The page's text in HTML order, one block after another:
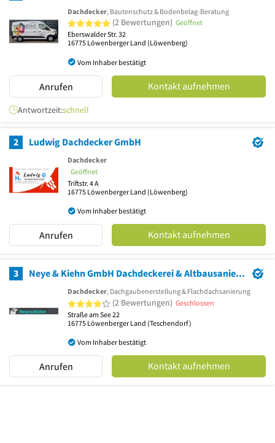
Dachdecker, Bautenschutz & Bodenbelag-Beratung
5 von 5 Sternen
(2 Bewertungen) Geöffnet
Eberswalder Str. 32
16775 Löwenberger Land (Löwenberg)
Vom Inhaber bestätigt
Anrufen Kontakt aufnehmen
Antwortzeit:schnell
2 Ludwig Dachdecker GmbH
Dachdecker
Geöffnet
Triftstr. 4 A
16775 Löwenberger Land (Löwenberg)
Vom Inhaber bestätigt
Anrufen Kontakt aufnehmen
3 Neye & Kiehn GmbH Dachdeckerei & Altbausanierung
Dachdecker, Dachgaubenerstellung & Flachdachsanierung
4 von 5 Sternen
(2 Bewertungen) Geschlossen
Straße am See 22
16775 Löwenberger Land (Teschendorf)
Vom Inhaber bestätigt
Anrufen Kontakt aufnehmen